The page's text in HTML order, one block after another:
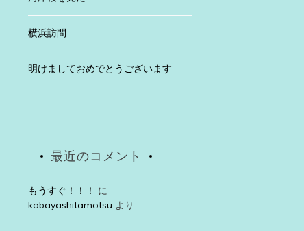
横浜訪問
明けましておめでとうございます
最近のコメント
もうすぐ！！！
に
kobayashitamotsu より